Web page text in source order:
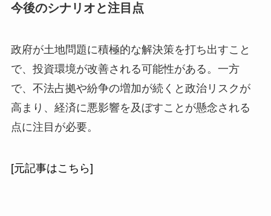
今後のシナリオと注目点
政府が土地問題に積極的な解決策を打ち出すこと
で、投資環境が改善される可能性がある。一方
で、不法占拠や紛争の増加が続くと政治リスクが
高まり、経済に悪影響を及ぼすことが懸念される
点に注目が必要。
[元記事はこちら]